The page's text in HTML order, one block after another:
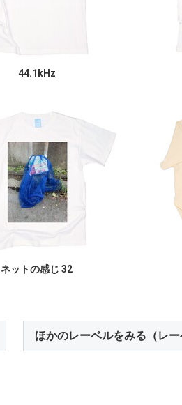
44.1kHz
ネットの感じ 32
ほかのレーベルをみる（レー